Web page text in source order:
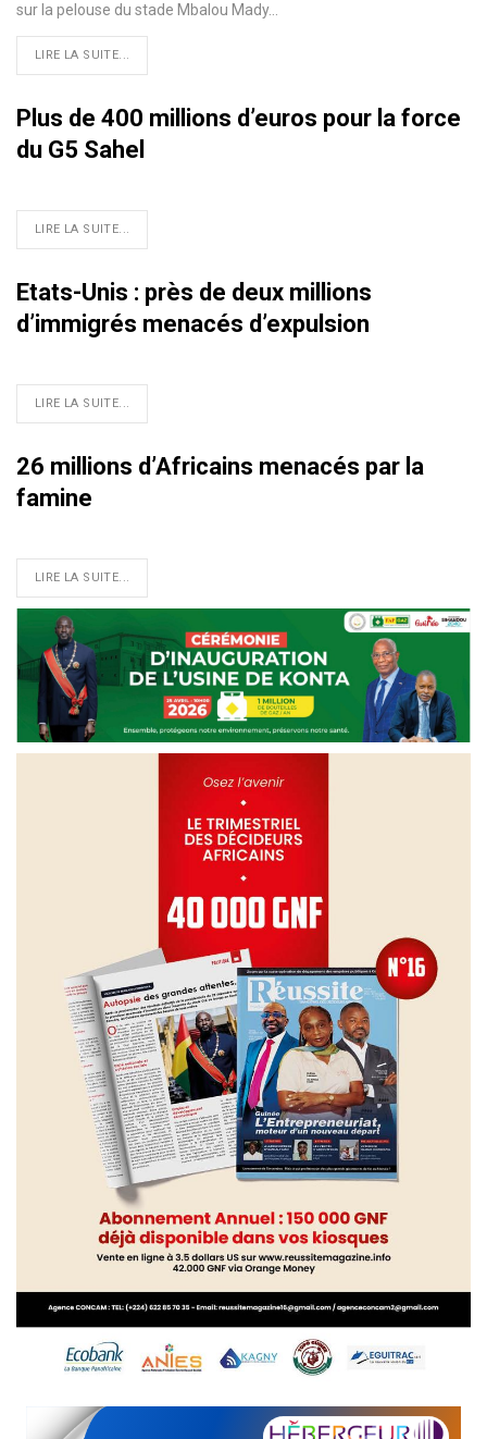
sur la pelouse du stade Mbalou Mady…
LIRE LA SUITE...
Plus de 400 millions d’euros pour la force
du G5 Sahel
LIRE LA SUITE...
Etats-Unis : près de deux millions
d’immigrés menacés d’expulsion
LIRE LA SUITE...
26 millions d’Africains menacés par la
famine
LIRE LA SUITE...